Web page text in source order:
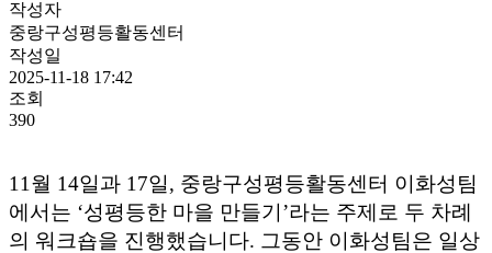
작성자
중랑구성평등활동센터
작성일
2025-11-18 17:42
조회
390
11월 14일과 17일, 중랑구성평등활동센터 이화성팀
에서는 ‘성평등한 마을 만들기’라는 주제로 두 차례
의 워크숍을 진행했습니다. 그동안 이화성팀은 일상